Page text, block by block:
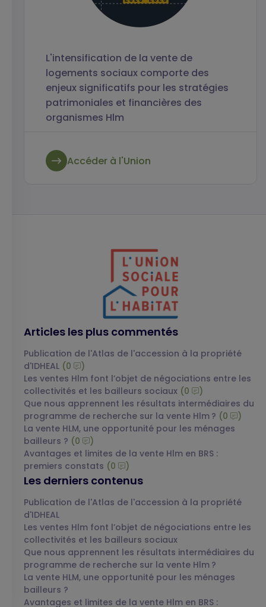
L'intensification de la vente de
logements sociaux comporte des
enjeux significatifs pour les stratégies
patrimoniales et financières des
organismes Hlm
Accéder à l'Union
Articles les plus commentés
Publication de l'Atlas de l'accession à la propriété
d'IDHEAL (0
)
Les ventes Hlm font l’objet de négociations entre les
collectivités et les bailleurs sociaux (0
)
Que nous apprennent les résultats intermédiaires du
programme de recherche sur la vente Hlm ? (0
)
La vente HLM, une opportunité pour les ménages
bailleurs ? (0
)
Avantages et limites de la vente Hlm en BRS :
premiers constats (0 )
Les derniers contenus
Publication de l'Atlas de l'accession à la propriété
d'IDHEAL
Les ventes Hlm font l’objet de négociations entre les
collectivités et les bailleurs sociaux
Que nous apprennent les résultats intermédiaires du
programme de recherche sur la vente Hlm ?
La vente HLM, une opportunité pour les ménages
bailleurs ?
Avantages et limites de la vente Hlm en BRS :